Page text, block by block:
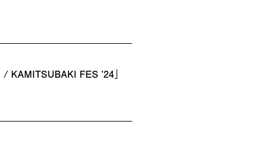
KAMITSUBAKI FES ’24」